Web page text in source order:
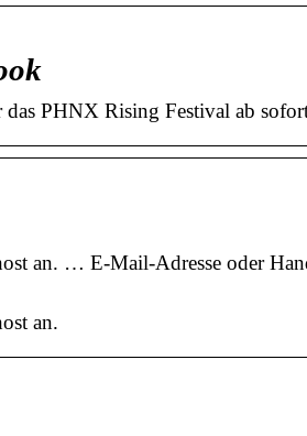
PHNX Rising Festival ab
an. … E-Mail-Adresse oder
an.